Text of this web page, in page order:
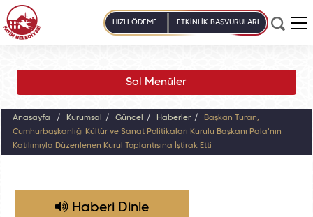
HIZLI ÖDEME ETKİNLİK BAŞVURULARI
Sol Menüler
Anasayfa Kurumsal Güncel Haberler
Başkan Turan,
Cumhurbaşkanlığı Kültür ve Sanat Politikaları Kurulu Başkanı Pala'nın
Katılımıyla Düzenlenen Kurul Toplantısına İştirak Etti
Haberi Dinle